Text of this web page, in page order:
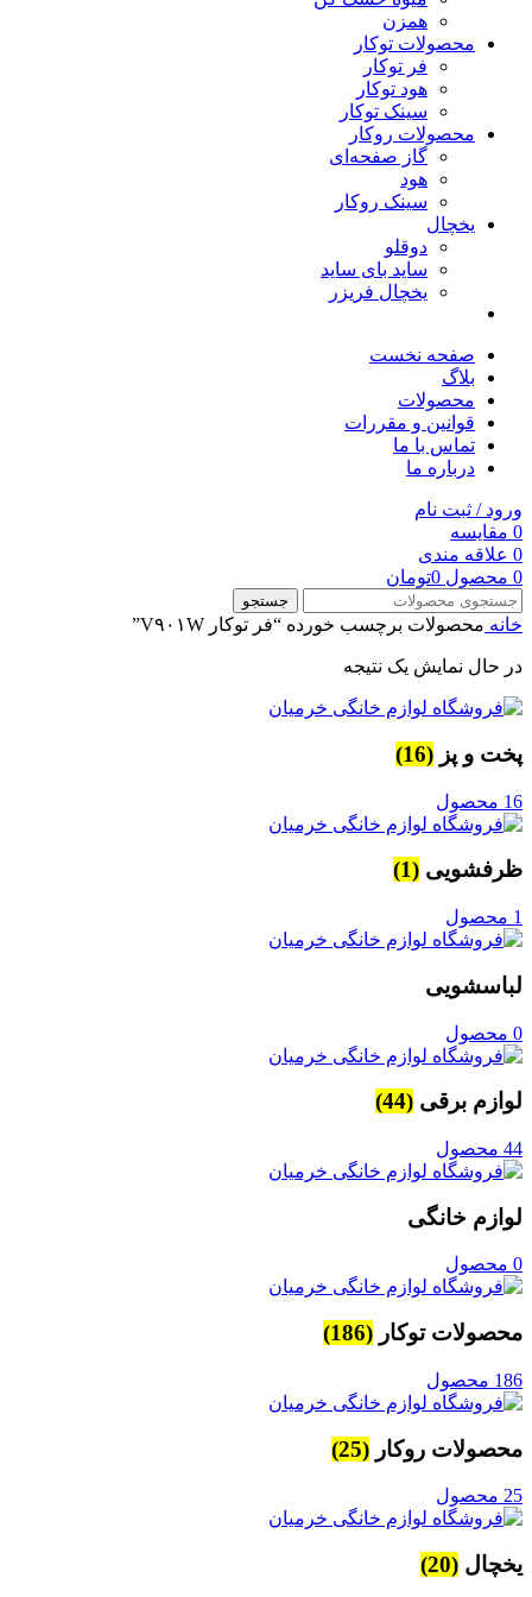
همزن
محصولات توکار
فر توکار
هود توکار
سینک توکار
محصولات روکار
گاز صفحه‌ای
هود
سینک روکار
یخچال
دوقلو
ساید بای ساید
یخچال فریزر
صفحه نخست
بلاگ
محصولات
قوانین و مقررات
تماس با ما
درباره ما
ورود / ثبت نام
0 مقایسه
0 علاقه مندی
0 محصول 0تومان
جستجو
خانه محصولات برچسب خورده “فر توکار V۹۰۱W”
در حال نمایش یک نتیجه
پخت و پز (16)
16 محصول
ظرفشویی (1)
1 محصول
لباسشویی
0 محصول
لوازم برقی (44)
44 محصول
لوازم خانگی
0 محصول
محصولات توکار (186)
186 محصول
محصولات روکار (25)
25 محصول
یخچال (20)